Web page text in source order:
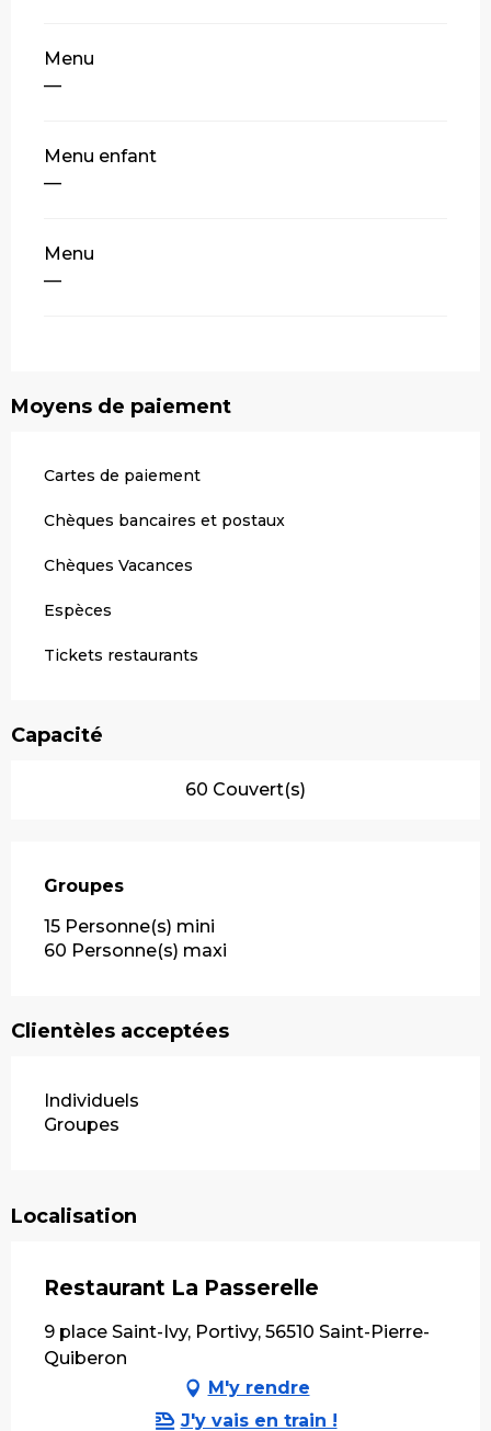
Menu
—
Menu enfant
—
Menu
—
Moyens de paiement
Cartes de paiement
Chèques bancaires et postaux
Chèques Vacances
Espèces
Tickets restaurants
Capacité
60 Couvert(s)
Groupes
Groupes
15 Personne(s) mini
60 Personne(s) maxi
Clientèles acceptées
Individuels
Groupes
Localisation
Restaurant La Passerelle
9 place Saint-Ivy, Portivy, 56510 Saint-Pierre-
Quiberon
M'y rendre
J'y vais en train !